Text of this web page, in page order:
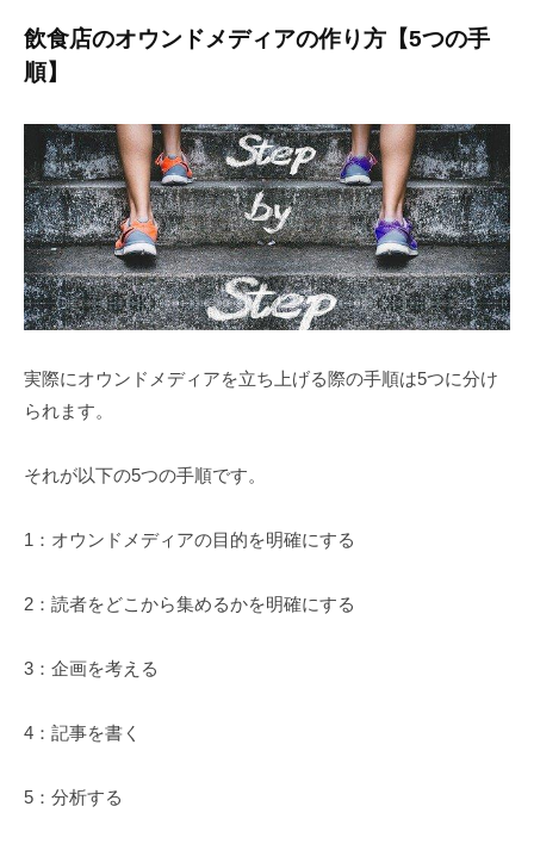
飲食店のオウンドメディアの作り方【5つの手
順】
実際にオウンドメディアを立ち上げる際の手順は5つに分け
られます。
それが以下の5つの手順です。
1：オウンドメディアの目的を明確にする
2：読者をどこから集めるかを明確にする
3：企画を考える
4：記事を書く
5：分析する